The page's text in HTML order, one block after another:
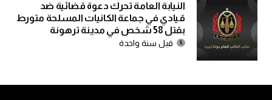
النيابة العامة تحرك دعوة قضائية ضد
قيادي في جماعة الكانيات المسلحة متورط
بقتل 58 شخص في مدينة ترهونة
قبل سنة واحدة